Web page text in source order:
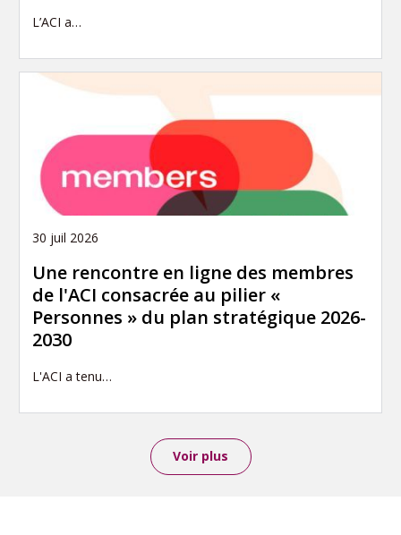
L’ACI a…
30 juil 2026
Une rencontre en ligne des membres
de l'ACI consacrée au pilier «
Personnes » du plan stratégique 2026-
2030
L'ACI a tenu…
Voir plus